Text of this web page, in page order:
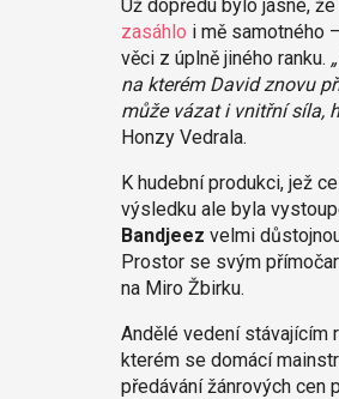
Už dopředu bylo jasné,
zasáhlo i mě samotného
věci z úplně jiného ranku.
na kterém David znovu
může vázat i vnitřní síla,
Honzy Vedrala.
K hudební produkci, jež
výsledku ale byla
Bandjeez velmi
Prostor se svým
na Miro Žbirku.
Andělé vedení stávajícím
kterém se domácí
předávání žánrových cen